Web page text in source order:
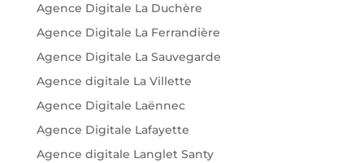
Agence Digitale La Duchère
Agence Digitale La Ferrandière
Agence Digitale La Sauvegarde
Agence digitale La Villette
Agence Digitale Laënnec
Agence Digitale Lafayette
Agence digitale Langlet Santy